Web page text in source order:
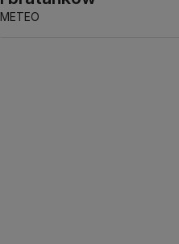
METEO